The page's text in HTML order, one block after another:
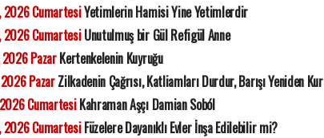
2026 CumartesiYetimlerin Hamisi Yine Yetimlerdir
2026 CumartesiUnutulmuş bir Gül Refigül Anne
PazarKertenkelenin Kuyruğu
PazarZilkadenin Çağrısı, Katliamları Durdur, Barışı Yeniden Kur
CumartesiKahraman Aşçı Damian Soból
2026 CumartesiFüzelere Dayanıklı Evler İnşa Edilebilir mi?